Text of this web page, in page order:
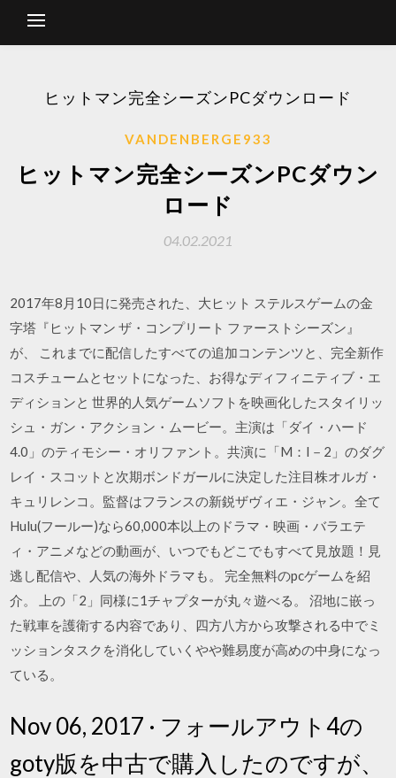
ヒットマン完全シーズンPCダウンロード
VANDENBERGE933
ヒットマン完全シーズンPCダウン
ロード
04.02.2021
2017年8月10日に発売された、大ヒット ステルスゲームの金
字塔『ヒットマン ザ・コンプリート ファーストシーズン』
が、 これまでに配信したすべての追加コンテンツと、完全新作
コスチュームとセットになった、お得なディフィニティブ・エ
ディションと 世界的人気ゲームソフトを映画化したスタイリッ
シュ・ガン・アクション・ムービー。主演は「ダイ・ハード
4.0」のティモシー・オリファント。共演に「M：I－2」のダグ
レイ・スコットと次期ボンドガールに決定した注目株オルガ・
キュリレンコ。監督はフランスの新鋭ザヴィエ・ジャン。全て
Hulu(フールー)なら60,000本以上のドラマ・映画・バラエテ
ィ・アニメなどの動画が、いつでもどこでもすべて見放題！見
逃し配信や、人気の海外ドラマも。 完全無料のpcゲームを紹
介。 上の「2」同様に1チャプターが丸々遊べる。 沼地に嵌っ
た戦車を護衛する内容であり、四方八方から攻撃される中でミ
ッションタスクを消化していくやや難易度が高めの中身になっ
ている。
Nov 06, 2017 · フォールアウト4の
goty版を中古で購入したのですが、